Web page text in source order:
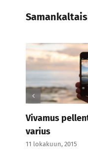
Vivamus
varius
11 lokakuun, 2015